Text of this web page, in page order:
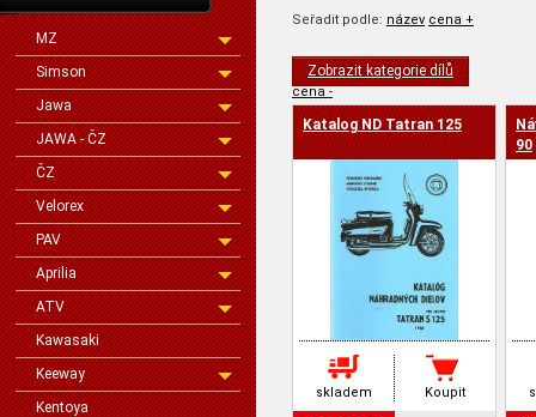
MZ
Simson
Jawa
JAWA - ČZ
ČZ
Velorex
PAV
Aprilia
ATV
Kawasaki
Keeway
Kentoya
Seřadit podle: název cena +
cena -
Zobrazit kategorie dílů
Katalog ND Tatran 125
skladem Koupit
90